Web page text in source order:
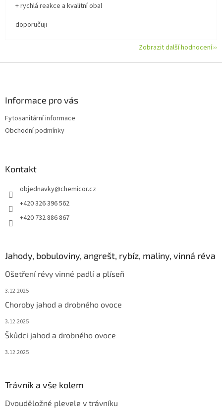
+ rychlá reakce a kvalitní obal
doporučuji
Zobrazit další hodnocení
Informace pro vás
Fytosanitární informace
Obchodní podmínky
Kontakt
objednavky@chemicor.cz
+420 326 396 562
+420 732 886 867
Jahody, bobuloviny, angrešt, rybíz, maliny, vinná réva
Ošetření révy vinné padlí a plíseň
3.12.2025
Choroby jahod a drobného ovoce
3.12.2025
Škůdci jahod a drobného ovoce
3.12.2025
Trávník a vše kolem
Dvouděložné plevele v trávníku